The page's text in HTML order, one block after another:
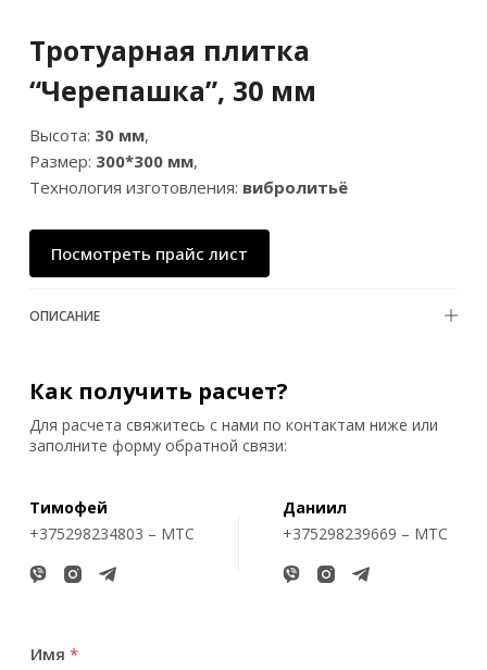
Тротуарная плитка
“Черепашка”, 30 мм
Высота: 30 мм,
Размер: 300*300 мм,
Технология изготовления: вибролитьё
Посмотреть прайс лист
ОПИСАНИЕ
Как получить расчет?
Для расчета свяжитесь с нами по контактам ниже или
заполните форму обратной связи:
Тимофей
+375298234803 – МТС
Даниил
+375298239669 – МТС
Имя *